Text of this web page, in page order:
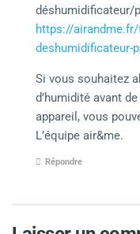
déshumidificateur/
https://
deshumidificateur-
Si vous souhaitez
d’humidité avant
appareil, vous
L’équipe air&me.
Répondre